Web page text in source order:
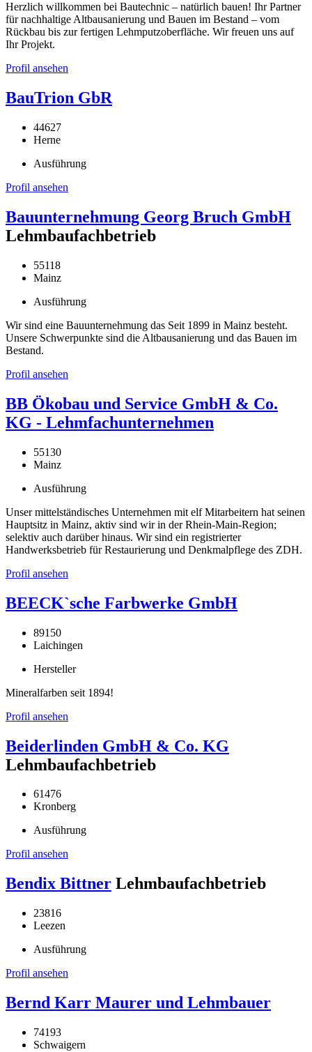
Herzlich willkommen bei Bautechnic – natürlich bauen! Ihr Partner
für nachhaltige Altbausanierung und Bauen im Bestand – vom
Rückbau bis zur fertigen Lehmputzoberfläche. Wir freuen uns auf
Ihr Projekt.
Profil ansehen
BauTrion GbR
44627
Herne
Ausführung
Profil ansehen
Bauunternehmung Georg Bruch GmbH
Lehmbaufachbetrieb
55118
Mainz
Ausführung
Wir sind eine Bauunternehmung das Seit 1899 in Mainz besteht.
Unsere Schwerpunkte sind die Altbausanierung und das Bauen im
Bestand.
Profil ansehen
BB Ökobau und Service GmbH & Co.
KG - Lehmfachunternehmen
55130
Mainz
Ausführung
Unser mittelständisches Unternehmen mit elf Mitarbeitern hat seinen
Hauptsitz in Mainz, aktiv sind wir in der Rhein-Main-Region;
selektiv auch darüber hinaus. Wir sind ein registrierter
Handwerksbetrieb für Restaurierung und Denkmalpflege des ZDH.
Profil ansehen
BEECK`sche Farbwerke GmbH
89150
Laichingen
Hersteller
Mineralfarben seit 1894!
Profil ansehen
Beiderlinden GmbH & Co. KG
Lehmbaufachbetrieb
61476
Kronberg
Ausführung
Profil ansehen
Bendix Bittner Lehmbaufachbetrieb
23816
Leezen
Ausführung
Profil ansehen
Bernd Karr Maurer und Lehmbauer
74193
Schwaigern